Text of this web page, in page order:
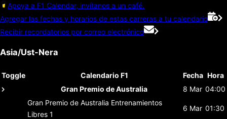
Apoya a F1 Calendar, invítanos a un café.
Agregar las fechas y horarios de estas carreras a tu calendario
Recibir recordatorios por correo electrónico
Asia/Ust-Nera
Toggle Calendario F1 Fecha Hora
Gran Premio de Australia
8 Mar 04:00
Gran Premio de Australia Entrenamientos
Libres 1
6 Mar 01:30